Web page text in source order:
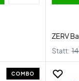
ZERV
Statt:
COMBO